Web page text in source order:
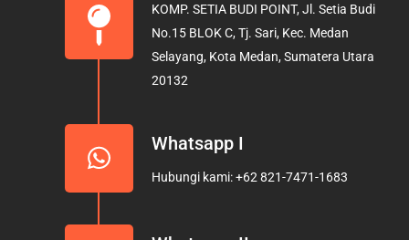
o
o
k
g
r
a
b
e
KOMP. SETIA BUDI POINT, Jl. Setia Budi
No.15 BLOK C, Tj. Sari, Kec. Medan
Selayang, Kota Medan, Sumatera Utara
20132
Whatsapp I
Hubungi kami: +62 821-7471-1683